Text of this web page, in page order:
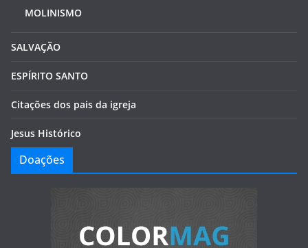
MOLINISMO
SALVAÇÃO
ESPÍRITO SANTO
Citações dos pais da igreja
Jesus Histórico
Doações